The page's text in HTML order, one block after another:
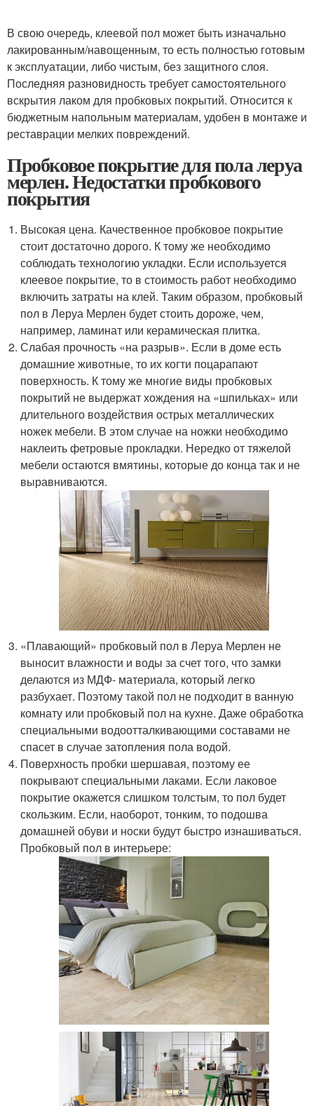
В свою очередь, клеевой пол может быть изначально
лакированным/навощенным, то есть полностью готовым
к эксплуатации, либо чистым, без защитного слоя.
Последняя разновидность требует самостоятельного
вскрытия лаком для пробковых покрытий. Относится к
бюджетным напольным материалам, удобен в монтаже и
реставрации мелких повреждений.
Пробковое покрытие для пола леруа
мерлен. Недостатки пробкового
покрытия
Высокая цена. Качественное пробковое покрытие
стоит достаточно дорого. К тому же необходимо
соблюдать технологию укладки. Если используется
клеевое покрытие, то в стоимость работ необходимо
включить затраты на клей. Таким образом, пробковый
пол в Леруа Мерлен будет стоить дороже, чем,
например, ламинат или керамическая плитка.
Слабая прочность «на разрыв». Если в доме есть
домашние животные, то их когти поцарапают
поверхность. К тому же многие виды пробковых
покрытий не выдержат хождения на «шпильках» или
длительного воздействия острых металлических
ножек мебели. В этом случае на ножки необходимо
наклеить фетровые прокладки. Нередко от тяжелой
мебели остаются вмятины, которые до конца так и не
выравниваются.
«Плавающий» пробковый пол в Леруа Мерлен не
выносит влажности и воды за счет того, что замки
делаются из МДФ- материала, который легко
разбухает. Поэтому такой пол не подходит в ванную
комнату или пробковый пол на кухне. Даже обработка
специальными водоотталкивающими составами не
спасет в случае затопления пола водой.
Поверхность пробки шершавая, поэтому ее
покрывают специальными лаками. Если лаковое
покрытие окажется слишком толстым, то пол будет
скользким. Если, наоборот, тонким, то подошва
домашней обуви и носки будут быстро изнашиваться.
Пробковый пол в интерьере: